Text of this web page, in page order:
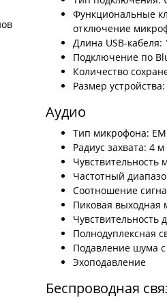
Функциональные
отключение
Длина USB-кабеля:
Подключение по
Количество
Размер
Аудио
Тип микрофона:
Радиус захвата: 4 м
Чувствительность
Частотный
Соотношение
Пиковая выходная
Чувствительность
Полнодуплексная
Подавление шума
Эхоподавление
Беспроводная